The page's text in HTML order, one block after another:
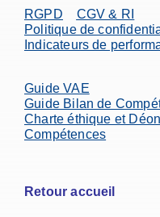
RGPD
CGV & RI
Politique de
Indicateurs de
Guide VAE
Guide Bilan de
Charte éthique et
Compétences
Retour accueil